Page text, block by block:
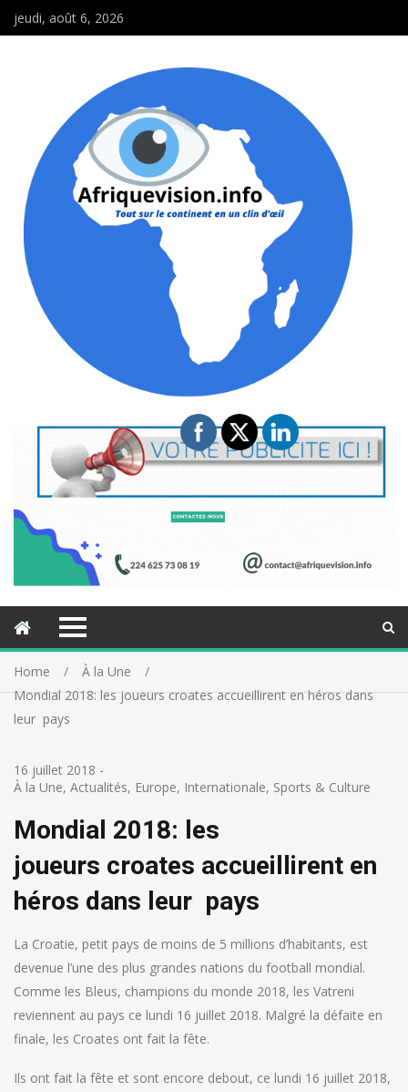
jeudi, août 6, 2026
Home
À la Une
Mondial 2018: les joueurs croates accueillirent en héros dans
leur pays
16 juillet 2018 -
À la Une, Actualités, Europe, Internationale, Sports & Culture
Mondial 2018: les
joueurs croates accueillirent en
héros dans leur pays
La Croatie, petit pays de moins de 5 millions d’habitants, est
devenue l’une des plus grandes nations du football mondial.
Comme les Bleus, champions du monde 2018, les Vatreni
reviennent au pays ce lundi 16 juillet 2018. Malgré la défaite en
finale, les Croates ont fait la fête.
Ils ont fait la fête et sont encore debout, ce lundi 16 juillet 2018,